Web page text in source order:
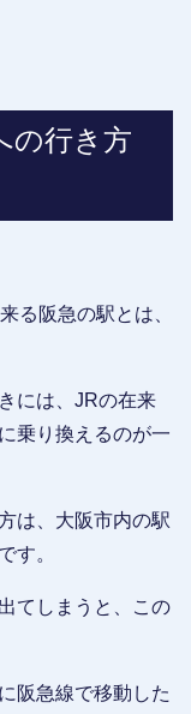
の行き方
る阪急の駅とは、
には、JRの在来
乗り換えるのが一
は、大阪市内の駅
す。
てしまうと、この
阪急線で移動した